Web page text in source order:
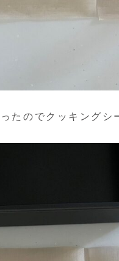
たのでクッキングシ